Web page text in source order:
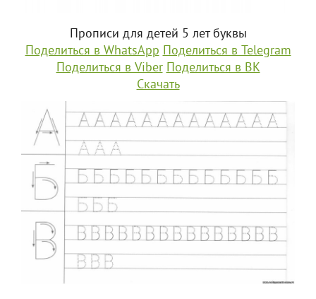
Прописи для детей 5 лет буквы
Поделиться в WhatsApp Поделиться в Telegram
Поделиться в Viber Поделиться в ВК
Скачать